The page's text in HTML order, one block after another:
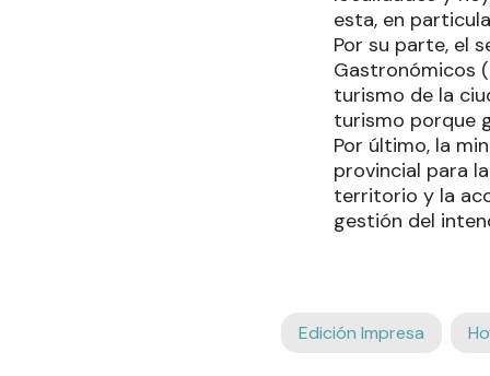
esta, en
Por su parte, el
Gastronómicos
turismo de la
turismo porque
Por último, la
provincial para
territorio y la
gestión del
Edición Impresa